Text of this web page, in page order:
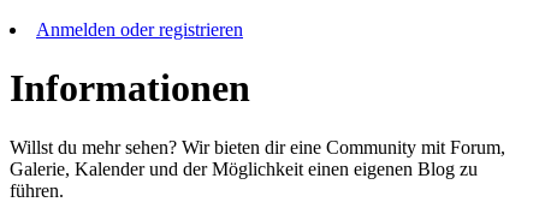
Anmelden oder registrieren
Informationen
Willst du mehr sehen? Wir bieten dir eine Community mit Forum,
Galerie, Kalender und der Möglichkeit einen eigenen Blog zu
führen.